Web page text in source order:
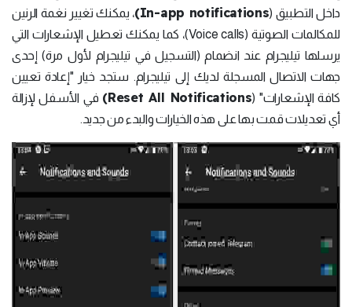
داخل التطبيق (In-app notifications) ، يمكنك تغيير نغمة الرنين
للمكالمات الصوتية (Voice calls)، كما يمكنك تعطيل الإشعارات التي
يرسلها تيليجرام عند انضمام (التسجيل في تيليجرام لأول مرة) إحدى
جهات الاتصال المسجلة لديك إلى تيليجرام. ستجد خيار "إعادة تعيين
كافة الإشعارات" (Reset All Notifications)
في الأسفل لإزالة
أي تعديلات قمت بها على هذه الخيارات والبدء من جديد.